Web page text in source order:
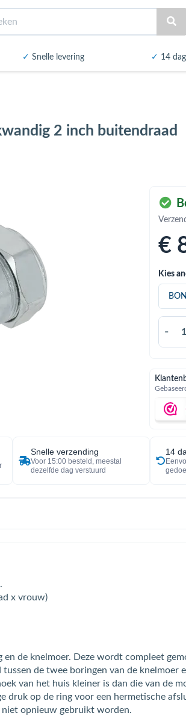
✓ Snelle levering ✓ 14
2 inch buitendraad
€
Kies
-
Snelle verzending
Voor 15:00 besteld, meestal
dezelfde dag verstuurd
14
gedoe
x vrouw)
de knelmoer. Deze wordt compleet
de twee boringen van de knelmoer
van het huis kleiner is dan die van de
druk op de ring voor een hermetische
niet opnieuw gebruikt worden.